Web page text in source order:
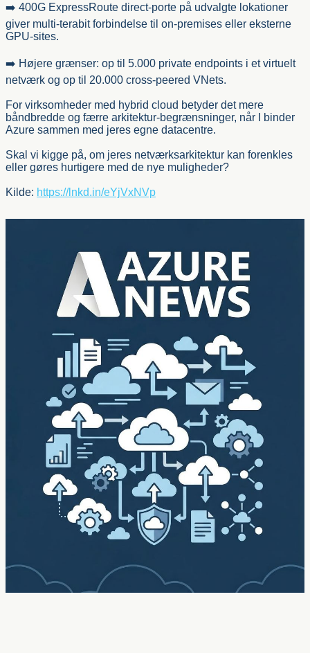
➡️ 400G ExpressRoute direct-porte på udvalgte lokationer
giver multi-terabit forbindelse til on-premises eller eksterne
GPU-sites.
➡️ Højere grænser: op til 5.000 private endpoints i et virtuelt
netværk og op til 20.000 cross-peered VNets.
For virksomheder med hybrid cloud betyder det mere
båndbredde og færre arkitektur-begrænsninger, når I binder
Azure sammen med jeres egne datacentre.
Skal vi kigge på, om jeres netværksarkitektur kan forenkles
eller gøres hurtigere med de nye muligheder?
Kilde: https://lnkd.in/eYjVxNVp